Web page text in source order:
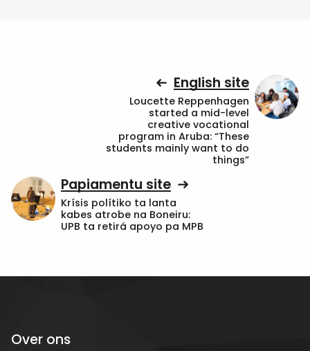
English site
Loucette Reppenhagen
started a mid-level
creative vocational
program in Aruba: “These
students mainly want to do
things”
Papiamentu site
Krísis polítiko ta lanta
kabes atrobe na Boneiru:
UPB ta retirá apoyo pa MPB
Over ons